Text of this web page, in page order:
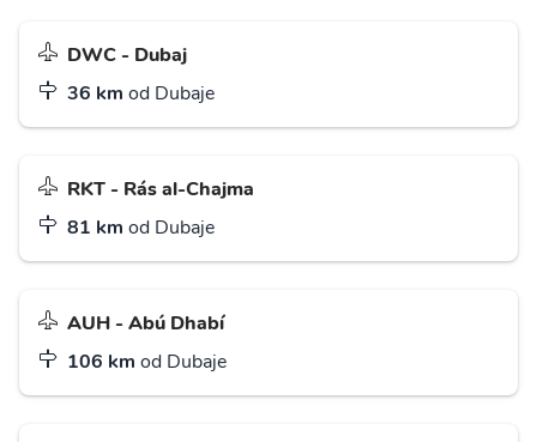
DWC - Dubaj
36 km od Dubaje
RKT - Rás al-Chajma
81 km od Dubaje
AUH - Abú Dhabí
106 km od Dubaje